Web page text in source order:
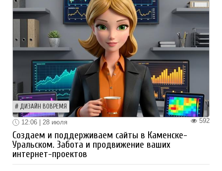
ДИЗАЙН ВОВРЕМЯ
592
12:06 | 28 июля
Создаем и поддерживаем сайты в Каменске-
Уральском. Забота и продвижение ваших
интернет-проектов